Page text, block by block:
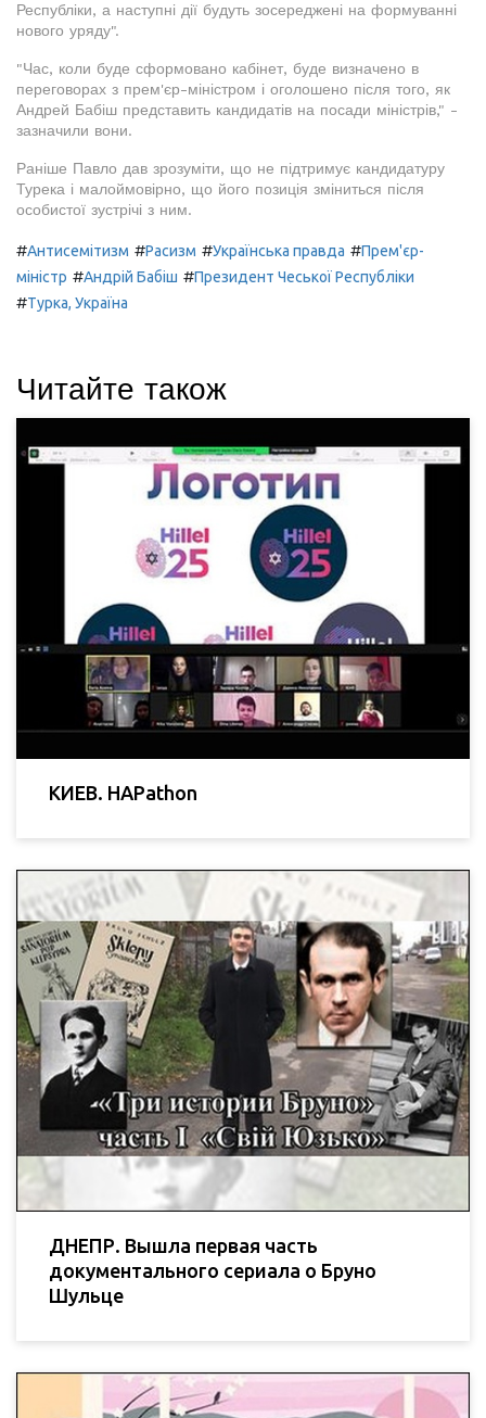
Республіки, а наступні дії будуть зосереджені на формуванні
нового уряду".
"Час, коли буде сформовано кабінет, буде визначено в
переговорах з прем'єр-міністром і оголошено після того, як
Андрей Бабіш представить кандидатів на посади міністрів," -
зазначили вони.
Раніше Павло дав зрозуміти, що не підтримує кандидатуру
Турека і малоймовірно, що його позиція зміниться після
особистої зустрічі з ним.
#Антисемітизм #Расизм #Українська правда #Прем'єр-
міністр #Андрій Бабіш #Президент Чеської Республіки
#Турка, Україна
Читайте також
КИЕВ. HAPathon
ДНЕПР. Вышла первая часть
документального сериала о Бруно
Шульце